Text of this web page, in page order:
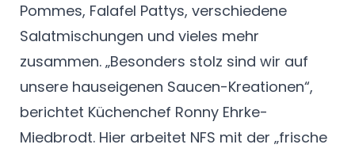
Pommes, Falafel Pattys, verschiedene
Salatmischungen und vieles mehr
zusammen. „Besonders stolz sind wir auf
unsere hauseigenen Saucen-Kreationen“,
berichtet Küchenchef Ronny Ehrke-
Miedbrodt. Hier arbeitet NFS mit der „frische